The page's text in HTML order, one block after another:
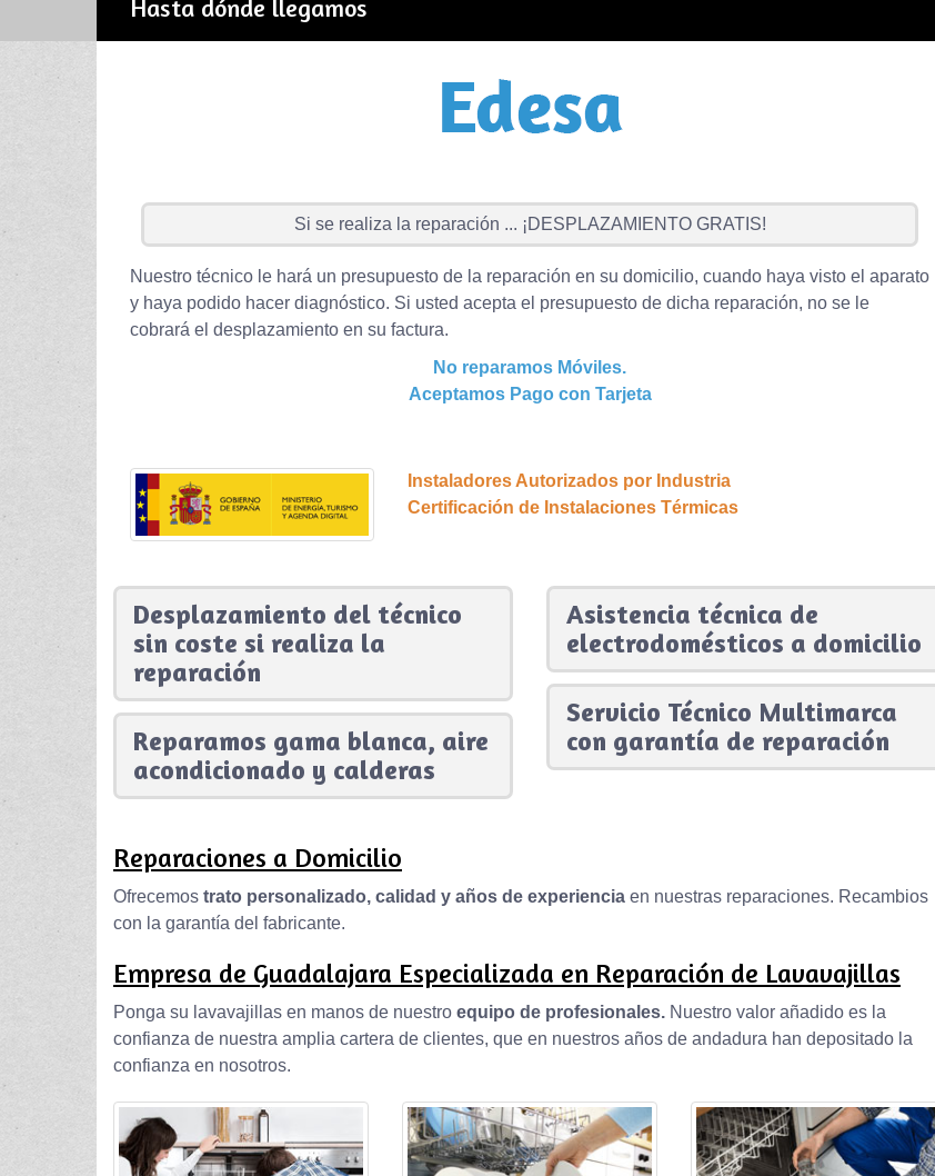
Hasta dónde llegamos
Si se realiza la reparación ... ¡DESPLAZAMIENTO GRATIS!
Nuestro técnico le hará un presupuesto de la reparación en su domicilio, cuando haya visto el aparato
y haya podido hacer diagnóstico. Si usted acepta el presupuesto de dicha reparación, no se le
cobrará el desplazamiento en su factura.
No reparamos Móviles.
Aceptamos Pago con Tarjeta
Instaladores Autorizados por Industria
Certificación de Instalaciones Térmicas
Desplazamiento del técnico
sin coste si realiza la
reparación
Reparamos gama blanca, aire
acondicionado y calderas
Asistencia técnica de
electrodomésticos a domicilio
Servicio Técnico Multimarca
con garantía de reparación
Reparaciones a Domicilio
Ofrecemos trato personalizado, calidad y años de experiencia en nuestras reparaciones. Recambios
con la garantía del fabricante.
Empresa de Guadalajara Especializada en Reparación de Lavavajillas
Ponga su lavavajillas en manos de nuestro equipo de profesionales. Nuestro valor añadido es la
confianza de nuestra amplia cartera de clientes, que en nuestros años de andadura han depositado la
confianza en nosotros.